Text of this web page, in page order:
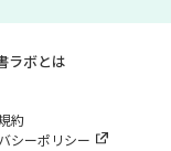
ラボとは
約
シーポリシー